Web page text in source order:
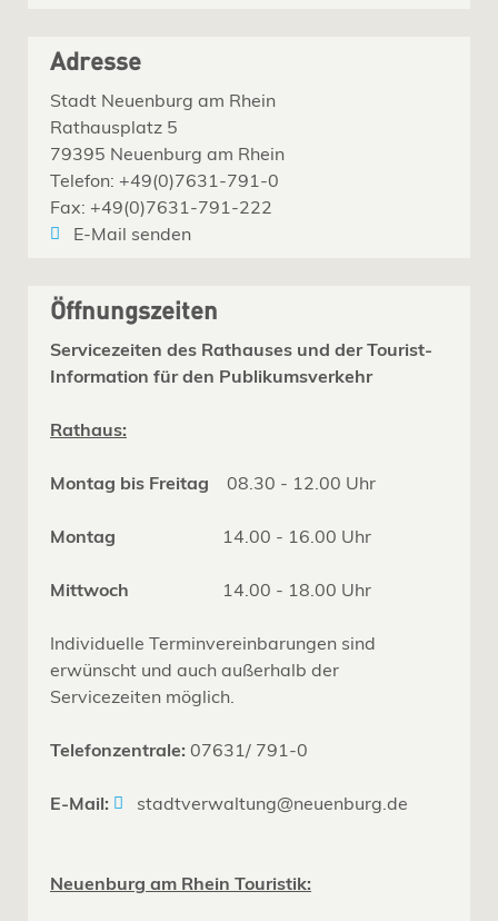
Adresse
Stadt Neuenburg am Rhein
Rathausplatz 5
79395 Neuenburg am Rhein
Telefon: +49(0)7631-791-0
Fax: +49(0)7631-791-222
E-Mail senden
Öffnungszeiten
Servicezeiten des Rathauses und der Tourist-
Information für den Publikumsverkehr
Rathaus:
Montag bis Freitag 08.30 - 12.00 Uhr
Montag 14.00 - 16.00 Uhr
Mittwoch 14.00 - 18.00 Uhr
Individuelle Terminvereinbarungen sind
erwünscht und auch außerhalb der
Servicezeiten möglich.
Telefonzentrale: 07631/ 791-0
E-Mail: stadtverwaltung@neuenburg.de
Neuenburg am Rhein Touristik: